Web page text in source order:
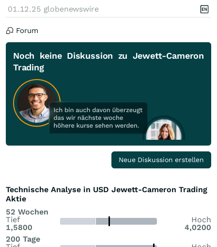
01.12.25 globenewswire
Forum
Noch keine Diskussion zu Jewett-Cameron
Trading
Neue Diskussion erstellen
Technische Analyse in USD Jewett-Cameron Trading
Aktie
52 Wochen
Tief
1,5800
Hoch
4,0200
200 Tage